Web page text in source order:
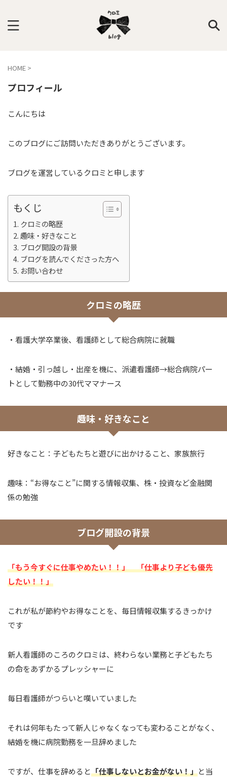
HOME >
プロフィール
こんにちは
このブログにご訪問いただきありがとうございます。
ブログを運営しているクロミと申します
もくじ
クロミの略歴
趣味・好きなこと
ブログ開設の背景
ブログを読んでくださった方へ
お問い合わせ
クロミの略歴
・看護大学卒業後、看護師として総合病院に就職
・結婚・引っ越し・出産を機に、派遣看護師→総合病院パー
トとして勤務中の30代ママナース
趣味・好きなこと
好きなこと：子どもたちと遊びに出かけること、家族旅行
趣味：“お得なこと”に関する情報収集、株・投資など金融関
係の勉強
ブログ開設の背景
「もう今すぐに仕事やめたい！！」 「仕事より子ども優先
したい！！」
これが私が節約やお得なことを、毎日情報収集するきっかけ
です
新人看護師のころのクロミは、終わらない業務と子どもたち
の命をあずかるプレッシャーに
毎日看護師がつらいと嘆いていました
それは何年もたって新人じゃなくなっても変わることがなく、
結婚を機に病院勤務を一旦辞めました
ですが、仕事を辞めると「仕事しないとお金がない！」と当